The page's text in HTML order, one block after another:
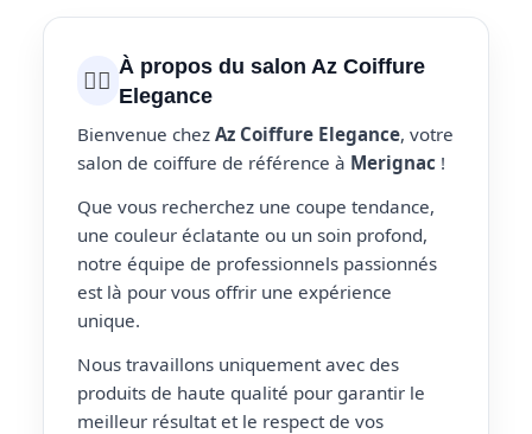
💇‍♀️ À propos du salon Az Coiffure
Elegance
Bienvenue chez Az Coiffure Elegance, votre
salon de coiffure de référence à Merignac !
Que vous recherchez une coupe tendance,
une couleur éclatante ou un soin profond,
notre équipe de professionnels passionnés
est là pour vous offrir une expérience
unique.
Nous travaillons uniquement avec des
produits de haute qualité pour garantir le
meilleur résultat et le respect de vos